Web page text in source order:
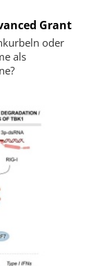
Grant
oder
als